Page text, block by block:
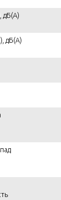
дБ(А)
дБ(А)